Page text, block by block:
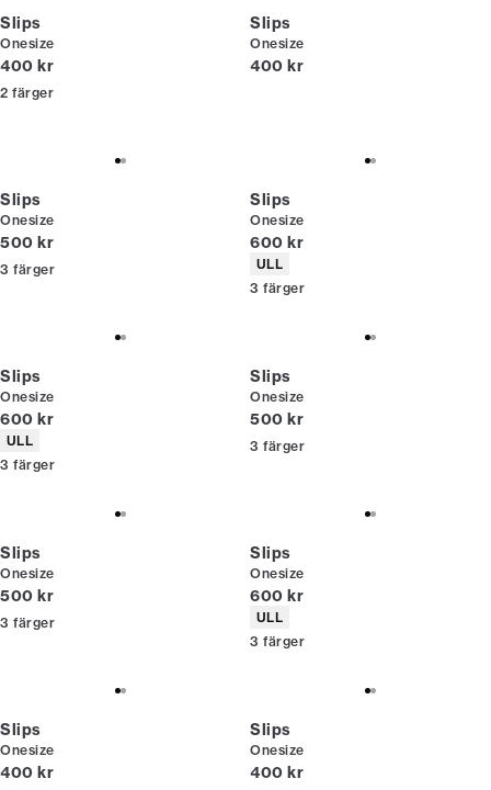
Slips
Onesize
Nuvarande pris
400 kr
2 färger
Slips
Onesize
Nuvarande pris
400 kr
Slips
Onesize
Nuvarande pris
500 kr
3 färger
Slips
Onesize
Nuvarande pris
600 kr
Produktattribut
ULL
3 färger
Slips
Onesize
Nuvarande pris
600 kr
Produktattribut
ULL
3 färger
Slips
Onesize
Nuvarande pris
500 kr
3 färger
Slips
Onesize
Nuvarande pris
500 kr
3 färger
Slips
Onesize
Nuvarande pris
600 kr
Produktattribut
ULL
3 färger
Slips
Onesize
Nuvarande pris
400 kr
Slips
Onesize
Nuvarande pris
400 kr